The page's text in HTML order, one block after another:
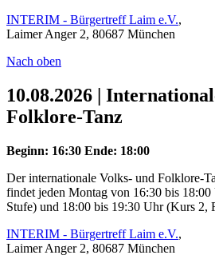
INTERIM - Bürgertreff Laim e.V.,
Laimer Anger 2, 80687 München
Nach oben
10.08.2026 |
Folklore-Tanz
Beginn: 16:30 Ende: 18:00
Der internationale Volks- und Folklore-
findet jeden Montag von 16:30 bis
Stufe) und 18:00 bis 19:30 Uhr (Kurs 2,
INTERIM - Bürgertreff Laim e.V.,
Laimer Anger 2, 80687 München